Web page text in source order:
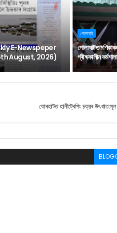
E-Newspeper
August, 2026)
গোলাঘাট
গোলাঘাটত
গ্ৰীষ্মকালীন
যোৰহাটত হানীট্ৰেপিং চক্রৰ